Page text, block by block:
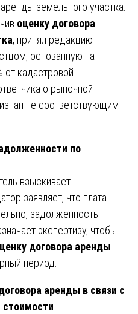
земельного участка.
оценку договора
, принял редакцию
основанную на
от кадастровой
о рыночной
не соответствующим
по
взыскивает
заявляет, что плата
задолженность
экспертизу, чтобы
договора аренды
период.
аренды в связи с